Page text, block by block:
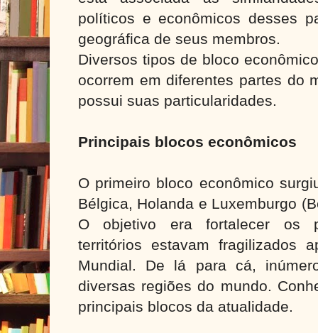
políticos e econômicos desses
geográfica de seus membros.
Diversos tipos de bloco
ocorrem em diferentes partes do
possui suas particularidades.
Principais blocos econômicos
O primeiro bloco econômico
Bélgica, Holanda e Luxemburgo
O objetivo era fortalecer os
territórios estavam fragilizados
Mundial. De lá para cá,
diversas regiões do mundo.
principais blocos da atualidade.